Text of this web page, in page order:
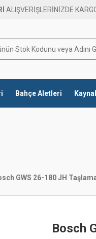
ALIŞVERİŞLERİNİZDE
Bahçe Aletleri
GWS 26-180 JH
Bosch